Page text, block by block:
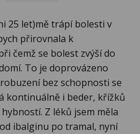
25 let)mě trápí bolesti v
přirovnala k
čemž se bolest zvýší do
To je doprovázeno
bez schopnosti se
kontinuálně i beder, křížků
Z léků jsem měla
ibalginu po tramal, nyní